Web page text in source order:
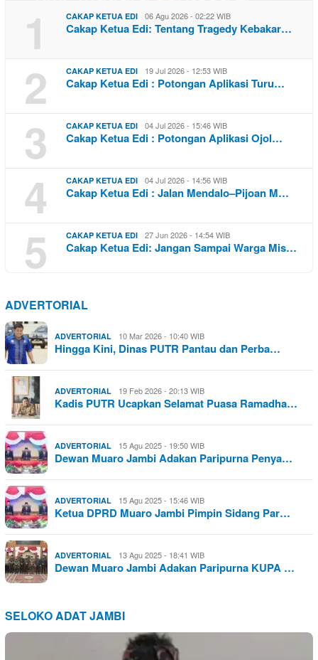
1 CAKAP KETUA EDI 06 Agu 2026 - 02:22 WIB
Cakap Ketua Edi: Tentang Tragedy Kebakar…
2 CAKAP KETUA EDI 19 Jul 2026 - 12:53 WIB
Cakap Ketua Edi : Potongan Aplikasi Turu…
3 CAKAP KETUA EDI 04 Jul 2026 - 15:46 WIB
Cakap Ketua Edi : Potongan Aplikasi Ojol…
4 CAKAP KETUA EDI 04 Jul 2026 - 14:56 WIB
Cakap Ketua Edi : Jalan Mendalo–Pijoan M…
5 CAKAP KETUA EDI 27 Jun 2026 - 14:54 WIB
Cakap Ketua Edi: Jangan Sampai Warga Mis…
ADVERTORIAL
ADVERTORIAL 10 Mar 2026 - 10:40 WIB
Hingga Kini, Dinas PUTR Pantau dan Perba…
ADVERTORIAL 19 Feb 2026 - 20:13 WIB
Kadis PUTR Ucapkan Selamat Puasa Ramadha…
ADVERTORIAL 15 Agu 2025 - 19:50 WIB
Dewan Muaro Jambi Adakan Paripurna Penya…
ADVERTORIAL 15 Agu 2025 - 15:46 WIB
Ketua DPRD Muaro Jambi Pimpin Sidang Par…
ADVERTORIAL 13 Agu 2025 - 18:41 WIB
Dewan Muaro Jambi Adakan Paripurna KUPA …
SELOKO ADAT JAMBI